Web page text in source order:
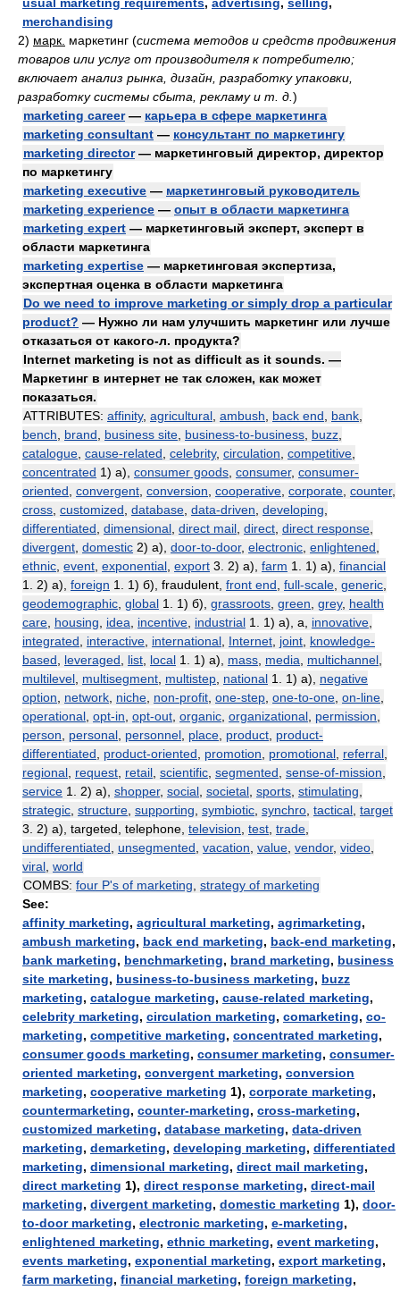
merchandising
2) марк. маркетинг (система методов и средств продвижения
товаров или услуг от производителя к потребителю;
включает анализ рынка, дизайн, разработку упаковки,
разработку системы сбыта, рекламу и т. д. )
marketing career— карьера в сфере маркетинга
marketing consultant — консультант по маркетингу
marketing director— маркетинговый директор, директор
по маркетингу
marketing executive — маркетинговый руководитель
marketing experience — опыт в области маркетинга
marketing expert — маркетинговый эксперт, эксперт в
области маркетинга
marketing expertise — маркетинговая экспертиза,
экспертная оценка в области маркетинга
Do we need to improve marketing or simply drop a particular
product? — Нужно ли нам улучшить маркетинг или лучше
отказаться от какого-л. продукта?
Internet marketing is not as difficult as it sounds. —
Маркетинг в интернет не так сложен, как может
показаться.
ATTRIBUTES: affinity, agricultural ambush back end bank
bench
brand business site business-to-business buzz
catalogue cause-related celebrity, circulation competitive
concentrated 1) а), consumer goods consumer, consumer-
oriented convergent conversion cooperative corporate counter,
cross customized database data-driven developing
differentiated dimensional direct mail direct direct response
divergent domestic 2) а), door-to-door, electronic enlightened
ethnic event exponential export 3. 2) а), farm 1. 1) а), financial
1. 2) а), foreign 1. 1) б), fraudulent, front end full-scale generic
geodemographic global 1. 1) б), grassroots green grey, health
care housing idea incentive industrial 1. 1) а), а, innovative
integrated
interactive international Internet joint knowledge-
based
leveraged list local 1. 1) а), mass media multichannel
multilevel multisegment multistep national 1. 1) а), negative
option
network niche non-profit one-step one-to-one on-line
operational opt-in opt-out organic organizational permission
person
personal personnel place product product-
differentiated
product-oriented promotion promotional referral
regional request retail scientific segmented sense-of-mission
service 1. 2) а), shopper, social societal sports stimulating
strategic structure supporting symbiotic synchro tactical target
3. 2) а), targeted, telephone, television test trade
undifferentiated
unsegmented vacation value vendor, video
viral world
COMBS: four P's of marketing strategy of marketing
See:
affinity marketing, agricultural marketing, agrimarketing,
ambush marketing, back end marketing, back-end marketing,
bank marketing, benchmarketing, brand marketing, business
site marketing, business-to-business marketing, buzz
marketing, catalogue marketing, cause-related marketing,
celebrity marketing, circulation marketing, comarketing, co-
marketing, competitive marketing, concentrated marketing,
consumer goods marketing, consumer marketing, consumer-
oriented marketing, convergent marketing, conversion
marketing, cooperative marketing 1), corporate marketing,
countermarketing, counter-marketing, cross-marketing,
customized marketing, database marketing, data-driven
marketing, demarketing, developing marketing, differentiated
marketing, dimensional marketing, direct mail marketing,
direct marketing 1), direct response marketing, direct-mail
marketing, divergent marketing, domestic marketing 1), door-
to-door marketing, electronic marketing, e-marketing,
enlightened marketing, ethnic marketing, event marketing,
events marketing, exponential marketing, export marketing,
farm marketing, financial marketing, foreign marketing,